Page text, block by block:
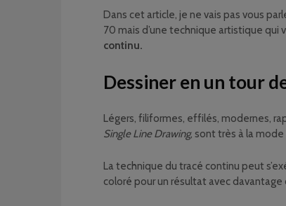
Dans cet article, je ne vais pas vous
70 mais d’une technique artistique qui
continu.
Dessiner en un tour
Légers, filiformes, effilés, modernes,
Single Line Drawing, sont très à la mode
La technique du tracé continu peut
coloré pour un résultat avec davantage